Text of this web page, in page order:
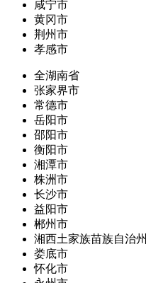
咸宁市
黄冈市
荆州市
孝感市
全湖南省
张家界市
常德市
岳阳市
邵阳市
衡阳市
湘潭市
株洲市
长沙市
益阳市
郴州市
湘西土家族苗族自治州
娄底市
怀化市